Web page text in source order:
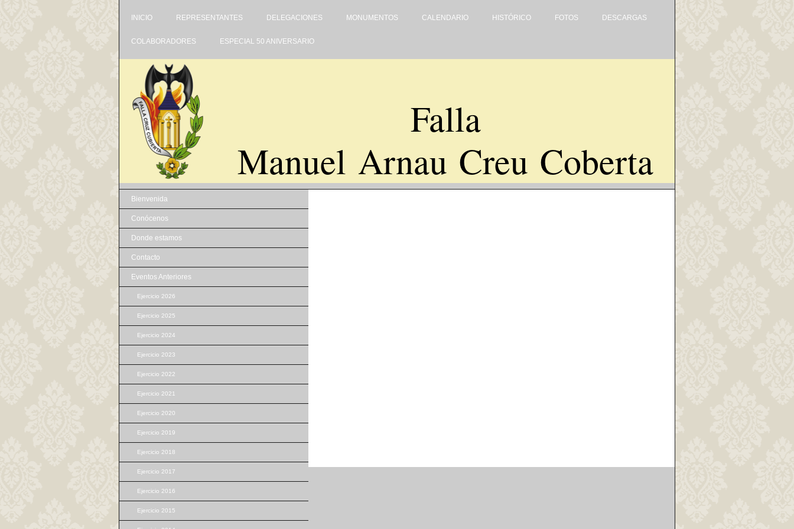
INICIO REPRESENTANTES DELEGACIONES MONUMENTOS CALENDARIO HISTÓRICO FOTOS DESCARGAS
COLABORADORES ESPECIAL 50 ANIVERSARIO
Falla
Manuel Arnau Creu Coberta
Bienvenida
Conócenos
Donde estamos
Contacto
Eventos Anteriores
Ejercicio 2026
Ejercicio 2025
Ejercicio 2024
Ejercicio 2023
Ejercicio 2022
Ejercicio 2021
Ejercicio 2020
Ejercicio 2019
Ejercicio 2018
Ejercicio 2017
Ejercicio 2016
Ejercicio 2015